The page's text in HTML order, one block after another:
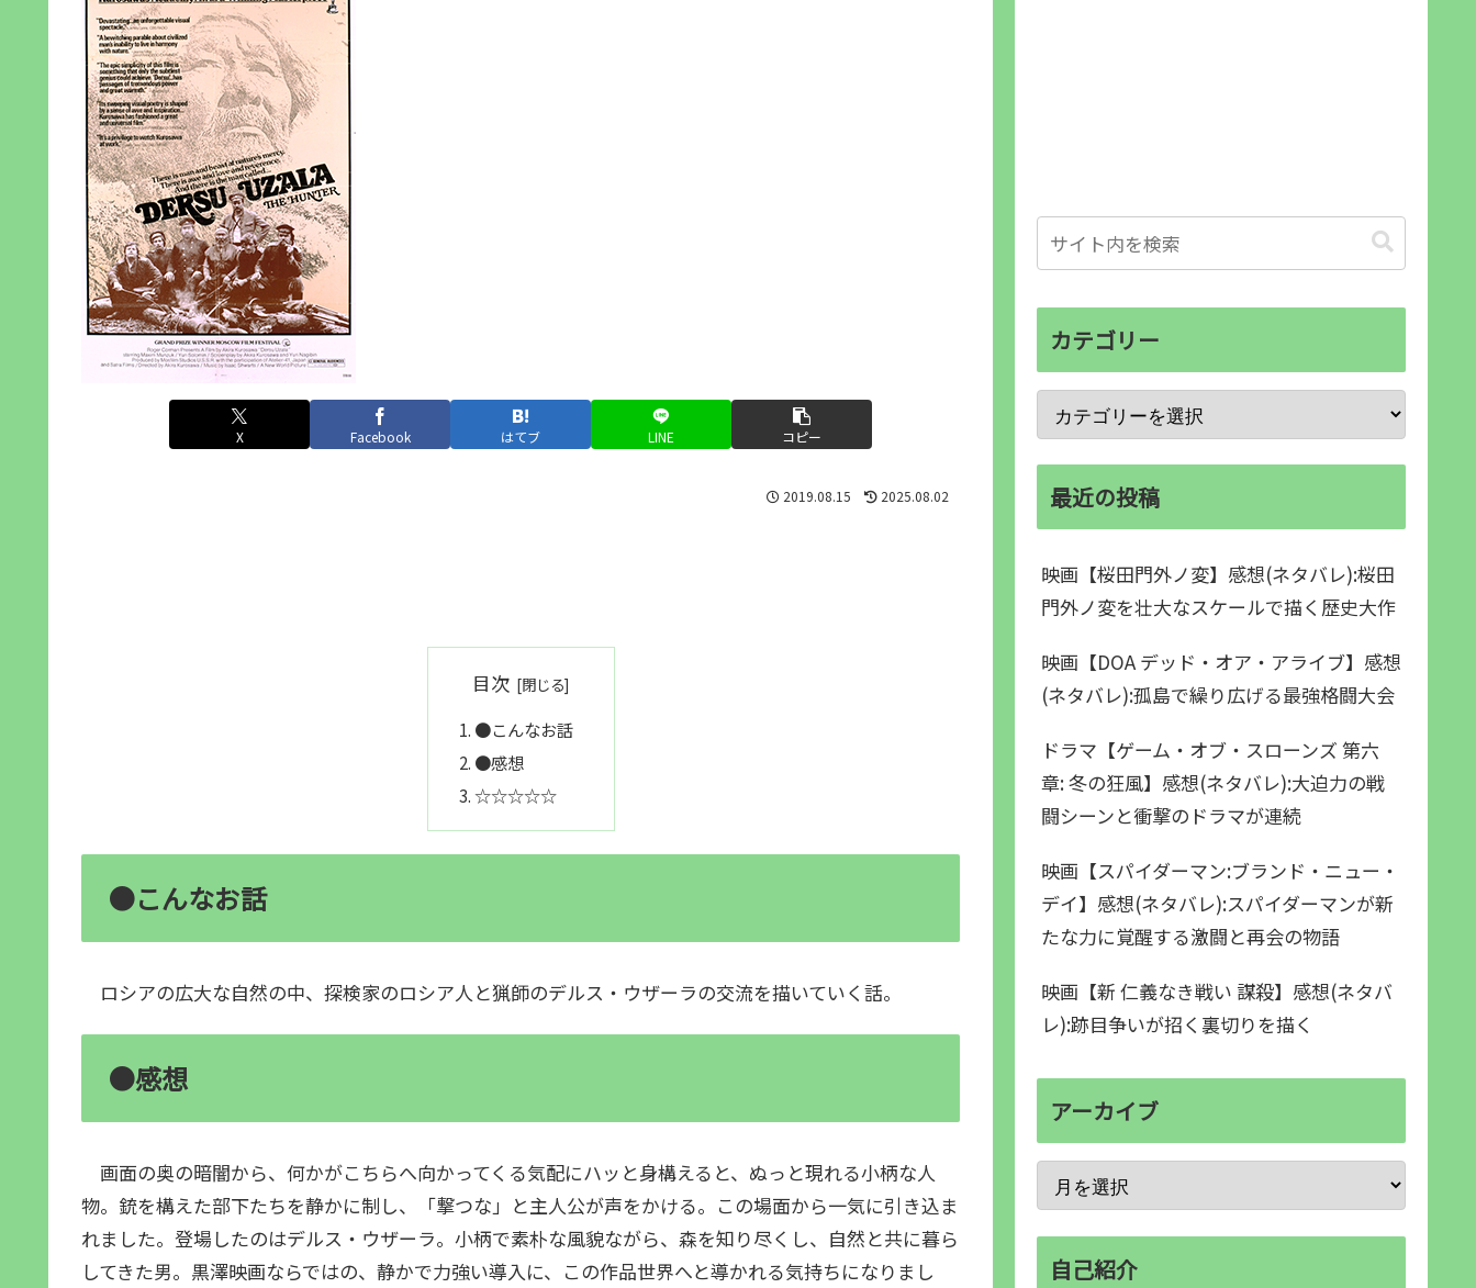
X Facebook はてブ LINE コピー
2019.08.15 2025.08.02
目次
●こんなお話
●感想
☆☆☆☆☆
●こんなお話
ロシアの広大な自然の中、探検家のロシア人と猟師のデルス・ウザーラの交流を描いていく話。
●感想
画面の奥の暗闇から、何かがこちらへ向かってくる気配にハッと身構えると、ぬっと現れる小柄な人
物。銃を構えた部下たちを静かに制し、「撃つな」と主人公が声をかける。この場面から一気に引き込ま
れました。登場したのはデルス・ウザーラ。小柄で素朴な風貌ながら、森を知り尽くし、自然と共に暮ら
してきた男。黒澤映画ならではの、静かで力強い導入に、この作品世界へと導かれる気持ちになりまし
カテゴリー
最近の投稿
映画【桜田門外ノ変】感想(ネタバレ):桜田
門外ノ変を壮大なスケールで描く歴史大作
映画【DOA デッド・オア・アライブ】感想
(ネタバレ):孤島で繰り広げる最強格闘大会
ドラマ【ゲーム・オブ・スローンズ 第六
章: 冬の狂風】感想(ネタバレ):大迫力の戦
闘シーンと衝撃のドラマが連続
映画【スパイダーマン:ブランド・ニュー・
デイ】感想(ネタバレ):スパイダーマンが新
たな力に覚醒する激闘と再会の物語
映画【新 仁義なき戦い 謀殺】感想(ネタバ
レ):跡目争いが招く裏切りを描く
アーカイブ
自己紹介